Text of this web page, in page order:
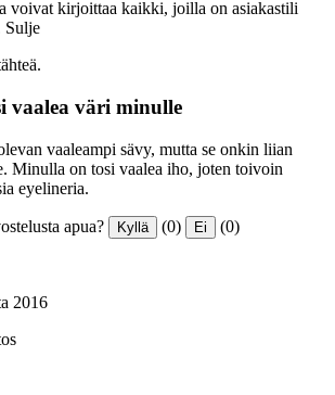
voivat kirjoittaa kaikki, joilla on asiakastili
Sulje
vaalea väri minulle
vaaleampi sävy, mutta se onkin liian
Minulla on tosi vaalea iho, joten toivoin
eyelineria.
apua? Kyllä (0) Ei (0)
2016